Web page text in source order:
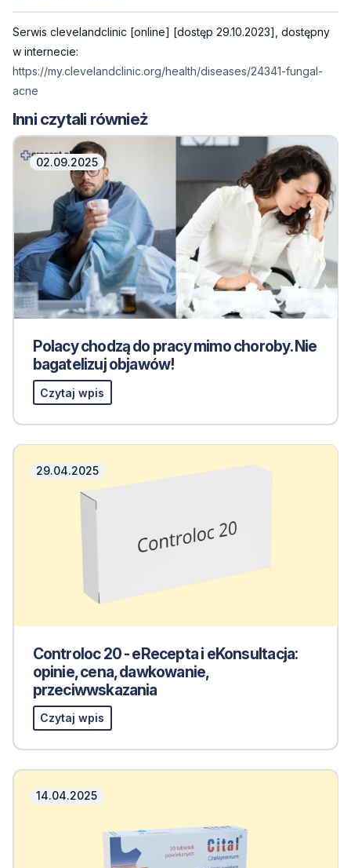
Serwis clevelandclinic [online] [dostęp 29.10.2023], dostępny
w internecie:
https://my.clevelandclinic.org/health/diseases/24341-fungal-
acne
Inni czytali również
02.09.2025
Polacy chodzą do pracy mimo choroby. Nie
bagatelizuj objawów!
Czytaj wpis
29.04.2025
Controloc 20 - eRecepta i eKonsultacja:
opinie, cena, dawkowanie,
przeciwwskazania
Czytaj wpis
14.04.2025